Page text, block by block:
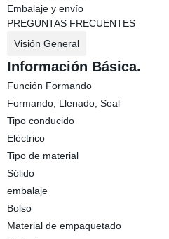
Embalaje y envío
PREGUNTAS FRECUENTES
Visión General
Información Básica.
Función Formando
Formando, Llenado, Seal
Tipo conducido
Eléctrico
Tipo de material
Sólido
embalaje
Bolso
Material de empaquetado